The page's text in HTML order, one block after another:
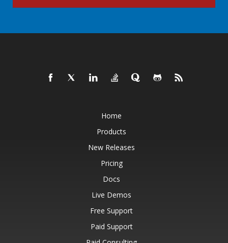
Home
Products
New Releases
Pricing
Docs
Live Demos
Free Support
Paid Support